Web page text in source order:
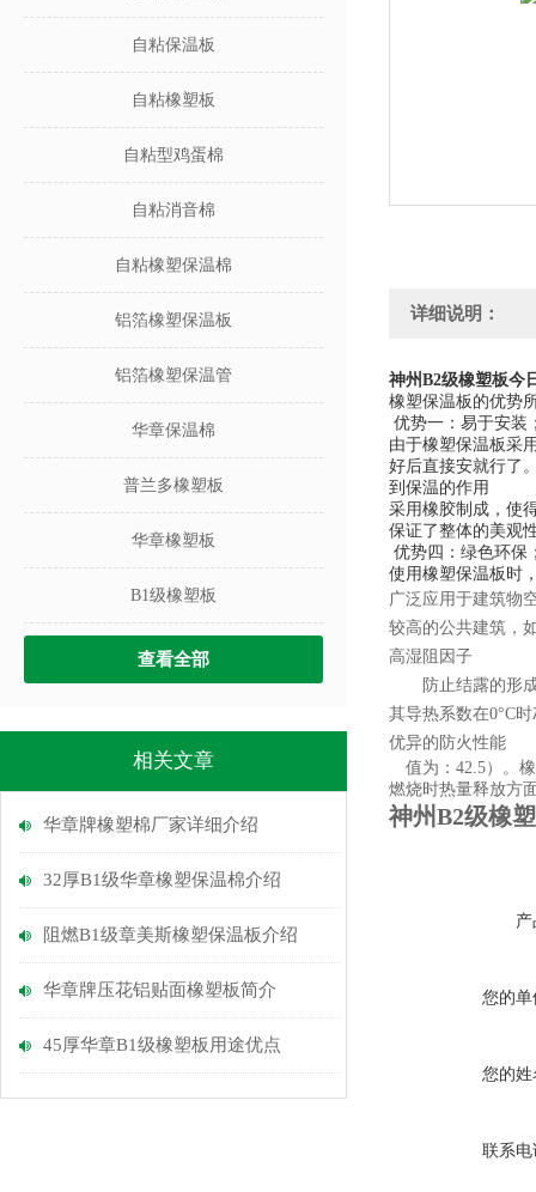
自粘保温板
自粘橡塑板
自粘型鸡蛋棉
自粘消音棉
自粘橡塑保温棉
铝箔橡塑保温板
铝箔橡塑保温管
华章保温棉
普兰多橡塑板
华章橡塑板
B1级橡塑板
查看全部
相关文章
华章牌橡塑棉厂家详细介绍
32厚B1级华章橡塑保温棉介绍
阻燃B1级章美斯橡塑保温板介绍
华章牌压花铝贴面橡塑板简介
45厚华章B1级橡塑板用途优点
详细说明：
神州B2级橡塑板今
橡塑保温板的优势
优势一：易于安装
由于橡塑保温板采
好后直接安就行了
到保温的作用
采用橡胶制成，使
保证了整体的美观
优势四：绿色环保
使用橡塑保温板时
广泛应用于建筑物
较高的公共建筑，
高湿阻因子
防止结露的形成
其导热系数在0°C时
优异的防火性能
值为： 42.5）。
燃烧时热量释放方
神州B2级橡
您的单
您的姓
联系电